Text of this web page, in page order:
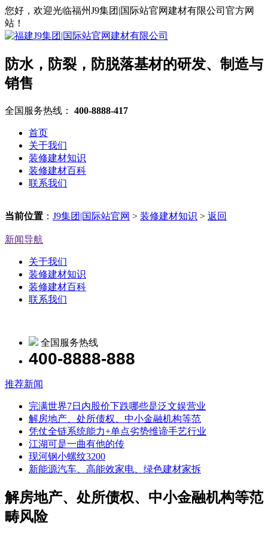
您好，欢迎光临福州J9集团|国际站官网建材有限公司官方网
站！
防水，防裂，防脱落基材的研发、制造与
销售
全国服务热线： 400-8888-417
首页
关于我们
装修建材知识
装修建材百科
联系我们
当前位置 ： J9集团|国际站官网 > 装修建材知识 > 返回
新闻导航
关于我们
装修建材知识
装修建材百科
联系我们
全国服务热线
400-8888-888
推荐新闻
完满世界7日内股价下跌哪些是泛文娱营业
解房地产、处所债权、中小金融机构等范
凭仗全链系统能力+单点劣势维谛手艺行业
江湖可是一曲有他的传
现河钢小螺纹3200
新能源汽车、高能效家电、绿色建材家拆
解房地产、处所债权、中小金融机构等范
畴风险